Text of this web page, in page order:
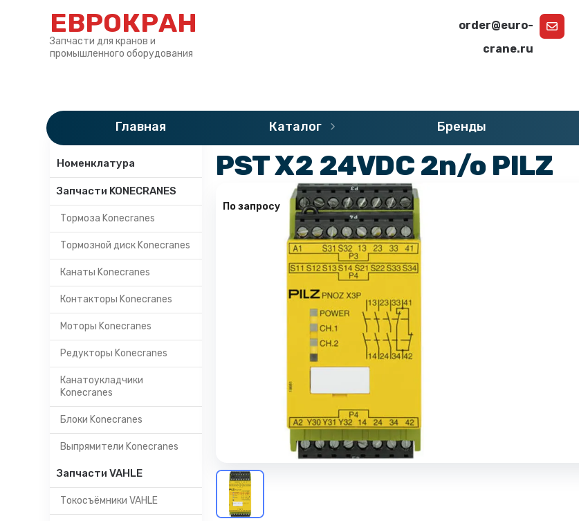
ЕВРОКРАН
Запчасти для кранов и
промышленного оборудования
order@euro-
crane.ru
Главная Каталог Бренды
Категории
Номенклатура
Запчасти KONECRANES
Тормоза Konecranes
Тормозной диск Konecranes
Канаты Konecranes
Контакторы Konecranes
Моторы Konecranes
Редукторы Konecranes
Канатоукладчики
Konecranes
Блоки Konecranes
Выпрямители Konecranes
Запчасти VAHLE
Токосъёмники VAHLE
»Каталог » Запчасти PILZ PNOZ »Реле безопасности
PST X2 24VDC 2n/o PILZ
По запросу